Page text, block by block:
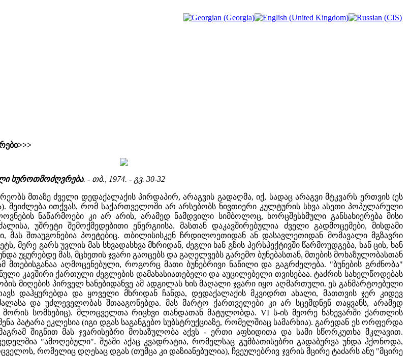
ხუროთმოძღვრება. - თბ., 1974. - გვ. 30-32
მთაზე ძველი დედაქალაქის პირდაპირ, არაგვის გადაღმა, იქ, სადაც არაგვი მტკვარს ერთვის (ეს
შეიძლება ითქვას, რომ საქართველოში არ არსებობს ნივთიერი კულტურის სხვა ასეთი პოპულარული
ნაწარმოები კი არ არის, არამედ ნამდვილი სიმბოლოც, ხორცშესხმული განსახიერება მისი
უშრეტი შემოქმედებითი ენერგიისა. მასთან დაკავშირებულია ძველი გადმოცემები, მისდამი
მას შთაუგონებია პოეტებიც. თბილისისკენ ჩრდილოეთიდან ან დასავლეთიდან მომავალი მგზავრი
მერე გარს უვლის მას სხვადასხვა მხრიდან, ძეგლი ხან გზის პერსპექტივში წარმოუდგება, ხან ცის, ხან
უყურებდე მას, მცხეთის ჯვარი გაოცებს და გაღელვებს გარემო ბუნებასთან, მთების მოხაზულობასთან
მთებისგანაა აღმოცენებული, როგორც მათი ბუნებრივი ნაწილი და გაგრძელება. "ბუნების გრძნობა"
კავშირი ქართული ძეგლების დამახასიათებელი და აუცილებელი თვისებაა. ტაძრის სახელწოდებას
მიღების პირველ ხანებიდანვე ამ ადგილას ხის მაღალი ჯვარი იყო აღმართული. ეს განმარტოებული
დაჰყურებდა და ყოველი მხრიდან ჩანდა, დედაქალაქის მკვიდრთ ახალი, მათთვის ჯერ კიდევ
და უძლეველობას შთააგონებდა. მას მარტო ქართველები კი არ სცემდნენ თაყვანს, არამედ
შორის სომხებიც). მლოცველთა რიცხვი თანდათან მატულობდა. VI ს-ის მეორე ნახევარში ქართლის
პატარა ეკლესია (იგი დგას საგანგებო სუბსტრუქციაზე, რომელშიაც სამარხია). გარედან ეს ორფერდა
შიგნით მას ჯვარისებრი მოხაზულობა აქვს - ერთი აფსიდითა და სამი სწორკუთხა მკლავით.
"ამოღებული". შუაში აქაც კვადრატია, რომელსაც გუმბათისებრი გადაბურვა უნდა ჰქონოდა,
რომელიც დღესაც დგას (თუმცა კი დაზიანებულია), ჩვეულებრივ ჯვრის მცირე ტაძარს ანუ "მცირე